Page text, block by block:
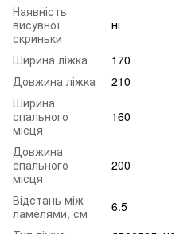
Наявність
висувної
скриньки
ні
Ширина ліжка
170
Довжина ліжка
210
Ширина
спального
місця
160
Довжина
спального
місця
200
Відстань між
ламелями, см
6.5